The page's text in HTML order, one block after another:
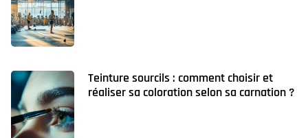
Teinture sourcils : comment choisir et
réaliser sa coloration selon sa carnation ?